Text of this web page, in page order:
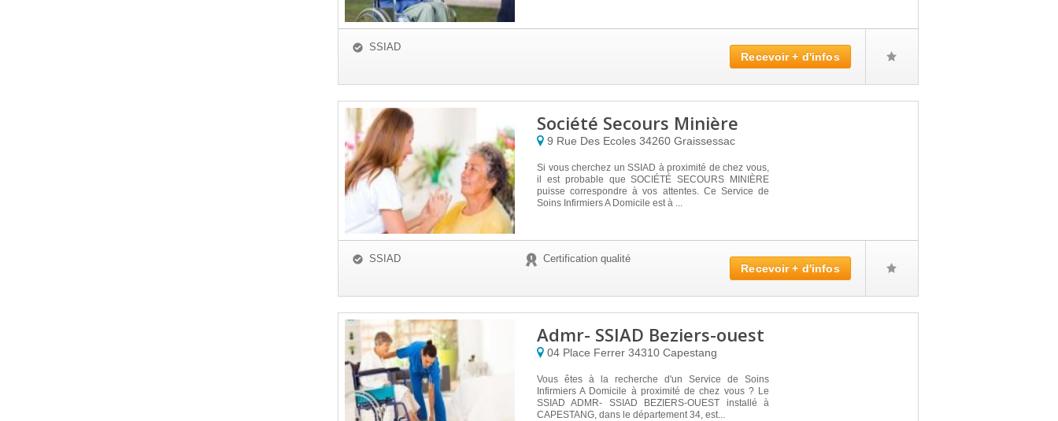
SSIAD
Recevoir + d'infos
Société Secours Minière
9 Rue Des Ecoles 34260 Graissessac
Si vous cherchez un SSIAD à proximité de chez vous,
il est probable que SOCIÉTÉ SECOURS MINIÈRE
puisse correspondre à vos attentes. Ce Service de
Soins Infirmiers A Domicile est à ...
SSIAD Certification qualité
Recevoir + d'infos
Admr- SSIAD Beziers-ouest
04 Place Ferrer 34310 Capestang
Vous êtes à la recherche d'un Service de Soins
Infirmiers A Domicile à proximité de chez vous ? Le
SSIAD ADMR- SSIAD BEZIERS-OUEST installé à
CAPESTANG, dans le département 34, est...